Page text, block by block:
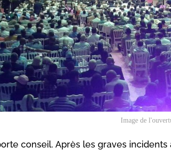
Image de
conseil. Après les graves